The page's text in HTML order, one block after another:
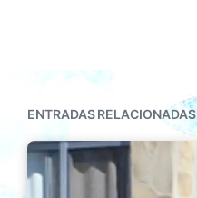
ENTRADAS RELACIONADAS